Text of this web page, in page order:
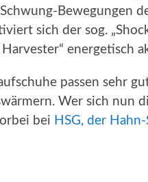
Bewegungen
sich der sog.
energetisch
passen sehr
Wer sich nun
bei HSG, der